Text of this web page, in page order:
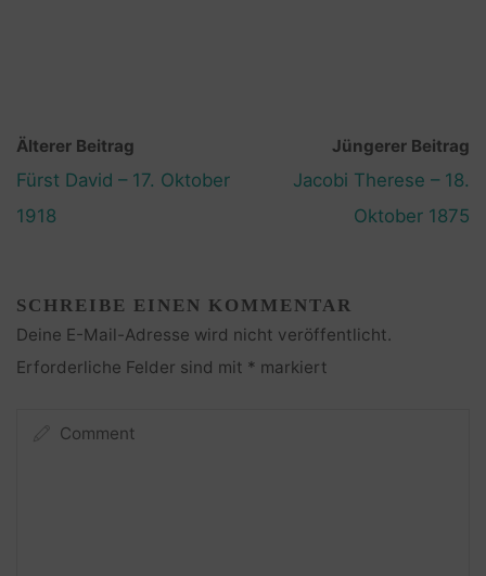
Älterer Beitrag
Fürst David – 17. Oktober
1918
Jüngerer Beitrag
Jacobi Therese – 18.
Oktober 1875
SCHREIBE EINEN KOMMENTAR
Deine E-Mail-Adresse wird nicht veröffentlicht.
Erforderliche Felder sind mit * markiert